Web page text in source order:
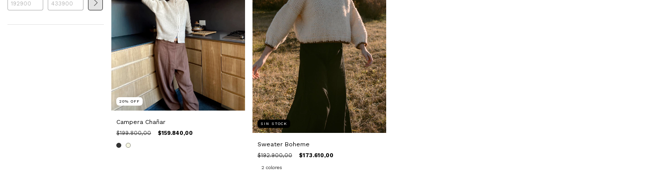
20% OFF
Campera Chañar
$199.800,00 $159.840,00
SIN STOCK
Sweater Boheme
$192.900,00 $173.610,00
2 colores